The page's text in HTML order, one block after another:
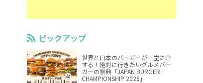
ピックアップ
世界と日本のバーガーが一堂に介
する！絶対に行きたいグルメバー
ガーの祭典「JAPAN BURGER
CHAMPIONSHIP 2026」